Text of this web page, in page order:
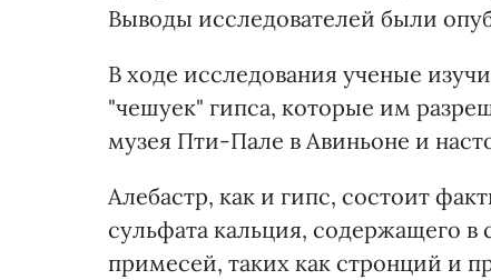
Выводы исследователей были
В ходе исследования ученые
"чешуек" гипса, которые им
музея Пти-Пале в Авиньоне и
Алебастр, как и гипс, состоит
сульфата кальция, содержащего
примесей, таких как стронций и